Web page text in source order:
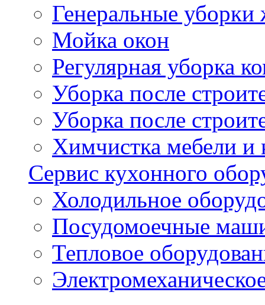
Генеральные
Мойка окон
Регулярная уборка
Уборка после
Уборка после
Химчистка мебели
Сервис кухонного
Холодильное
Посудомоечные
Тепловое